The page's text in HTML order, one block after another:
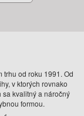
trhu od roku 1991. Od
v ktorých rovnako
kvalitný a náročný
formou.